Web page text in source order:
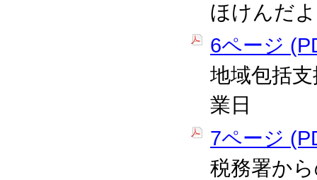
ほけんだ
6ページ
地域包括
業日
7ページ
税務署か